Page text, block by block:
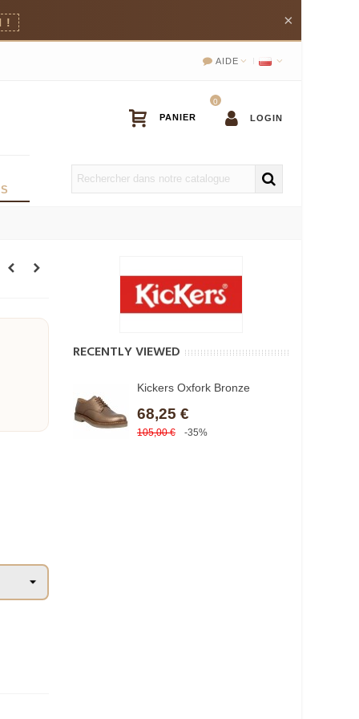
! ×
AIDE
0
LOGIN
RECENTLY VIEWED
Kickers Oxfork Bronze
68,25 €
105,00 € -35%